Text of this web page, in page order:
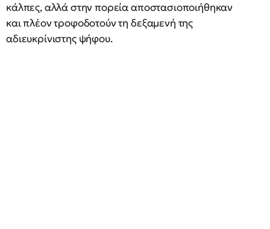
κάλπες, αλλά στην πορεία αποστασιοποιήθηκαν
και πλέον τροφοδοτούν τη δεξαμενή της
αδιευκρίνιστης ψήφου.